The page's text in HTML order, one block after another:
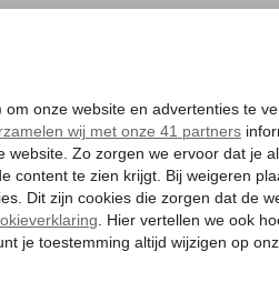
ZONVAKANTIE VERRE
Gratis annuleren*